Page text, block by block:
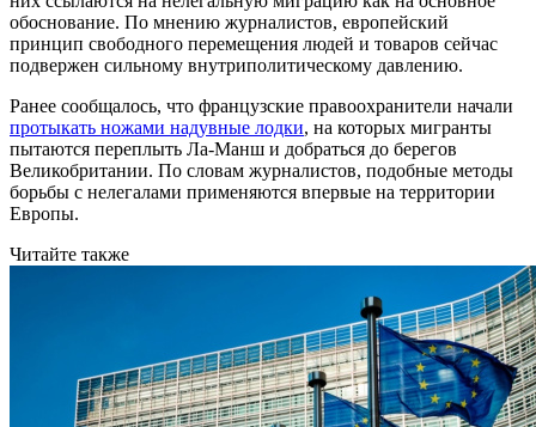
обоснование. По мнению журналистов, европейский
принцип свободного перемещения людей и товаров сейчас
подвержен сильному внутриполитическому давлению.
Ранее сообщалось, что французские правоохранители начали
протыкать ножами надувные лодки, на которых мигранты
пытаются переплыть Ла-Манш и добраться до берегов
Великобритании. По словам журналистов, подобные методы
борьбы с нелегалами применяются впервые на территории
Европы.
Читайте также